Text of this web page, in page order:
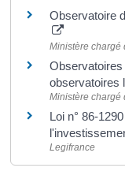
Observatoire
Ministère chargé
observatoires
Ministère chargé
Loi n° 86-
Legifrance